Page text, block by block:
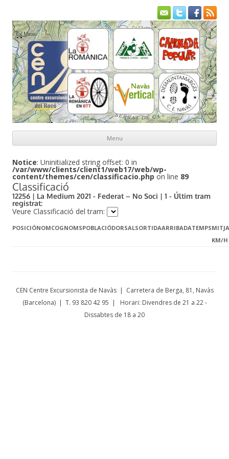
Menu
Skip to content
Notice: Uninitialized string offset: 0 in
/var/www/clients/client1/web17/web/wp-
content/themes/cen/classificacio.php on line 89
Classificació
12256 | La Medium 2021 - Federat – No Soci | 1 - Últim tram
registrat:
Veure Classificació del tram:
POSICIÓNOMCOGNOMSPOBLACIÓDORSALSORTIDAARRIBADATEMPSMITJA
KM/H
CEN Centre Excursionista de Navàs | Carretera de Berga, 81, Navàs
(Barcelona) | T. 93 820 42 95 | Horari: Divendres de 21 a 22 -
Dissabtes de 18 a 20